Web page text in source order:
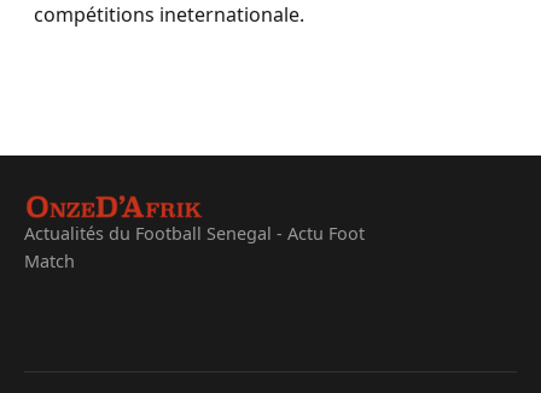
compétitions ineternationale.
Actualités du Football Senegal - Actu Foot
Match